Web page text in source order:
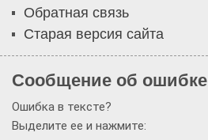
Обратная связь
Старая версия сайта
Сообщение об ошибке
Ошибка в тексте?
Выделите ее и нажмите: